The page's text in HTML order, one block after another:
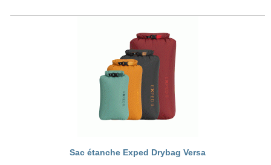
Sac étanche Exped Drybag Versa